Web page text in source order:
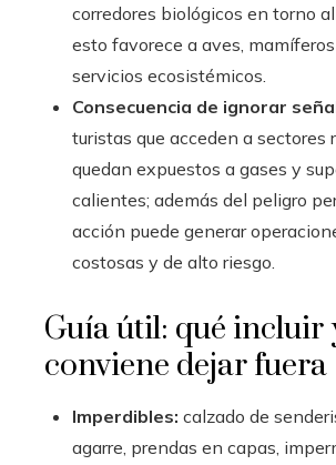
corredores biológicos en torno
esto favorece a aves,
servicios ecosistémicos.
Consecuencia de ignorar
turistas que acceden a sectores
quedan expuestos a gases y
calientes; además del peligro
acción puede generar
costosas y de alto riesgo.
Guía útil: qué incluir
conviene dejar fuera
Imperdibles: calzado de
agarre, prendas en capas,